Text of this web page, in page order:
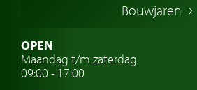
Zweedse oldtimers
Oldtimer verzekering
Bouwjaren
OPEN
Maandag t/m zaterdag
09:00 - 17:00